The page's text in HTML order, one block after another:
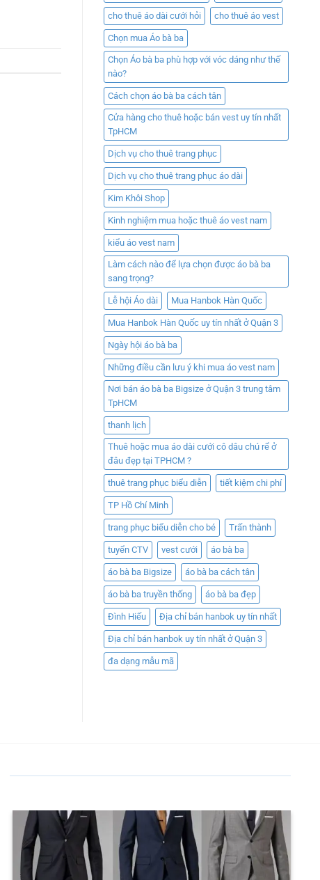
cho thuê áo dài cưới hỏi cho thuê áo vest
Chọn mua Áo bà ba
Chọn Áo bà ba phù hợp với vóc dáng như thế
nào?
Cách chọn áo bà ba cách tân
Cửa hàng cho thuê hoặc bán vest uy tín nhất
TpHCM
Dịch vụ cho thuê trang phục
Dịch vụ cho thuê trang phục áo dài
Kim Khôi Shop
Kinh nghiệm mua hoặc thuê áo vest nam
kiểu áo vest nam
Làm cách nào để lựa chọn được áo bà ba
sang trọng?
Lễ hội Áo dài Mua Hanbok Hàn Quốc
Mua Hanbok Hàn Quốc uy tín nhất ở Quận 3
Ngày hội áo bà ba
Những điều cần lưu ý khi mua áo vest nam
Nơi bán áo bà ba Bigsize ở Quận 3 trung tâm
TpHCM
thanh lịch
Thuê hoặc mua áo dài cưới cô dâu chú rể ở
đâu đẹp tại TPHCM ?
thuê trang phục biểu diễn tiết kiệm chi phí
TP Hồ Chí Minh
trang phục biểu diễn cho bé Trấn thành
tuyển CTV vest cưới áo bà ba
áo bà ba Bigsize áo bà ba cách tân
áo bà ba truyền thống áo bà ba đẹp
Đình Hiếu Địa chỉ bán hanbok uy tín nhất
Địa chỉ bán hanbok uy tín nhất ở Quận 3
đa dạng mẫu mã